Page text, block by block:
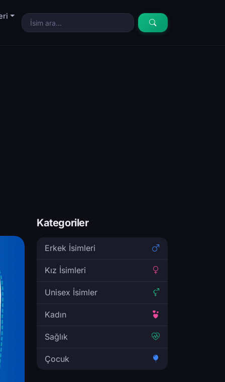
Kategoriler
Erkek İsimleri
Kız İsimleri
Unisex İsimler
Kadın
Sağlık
Çocuk